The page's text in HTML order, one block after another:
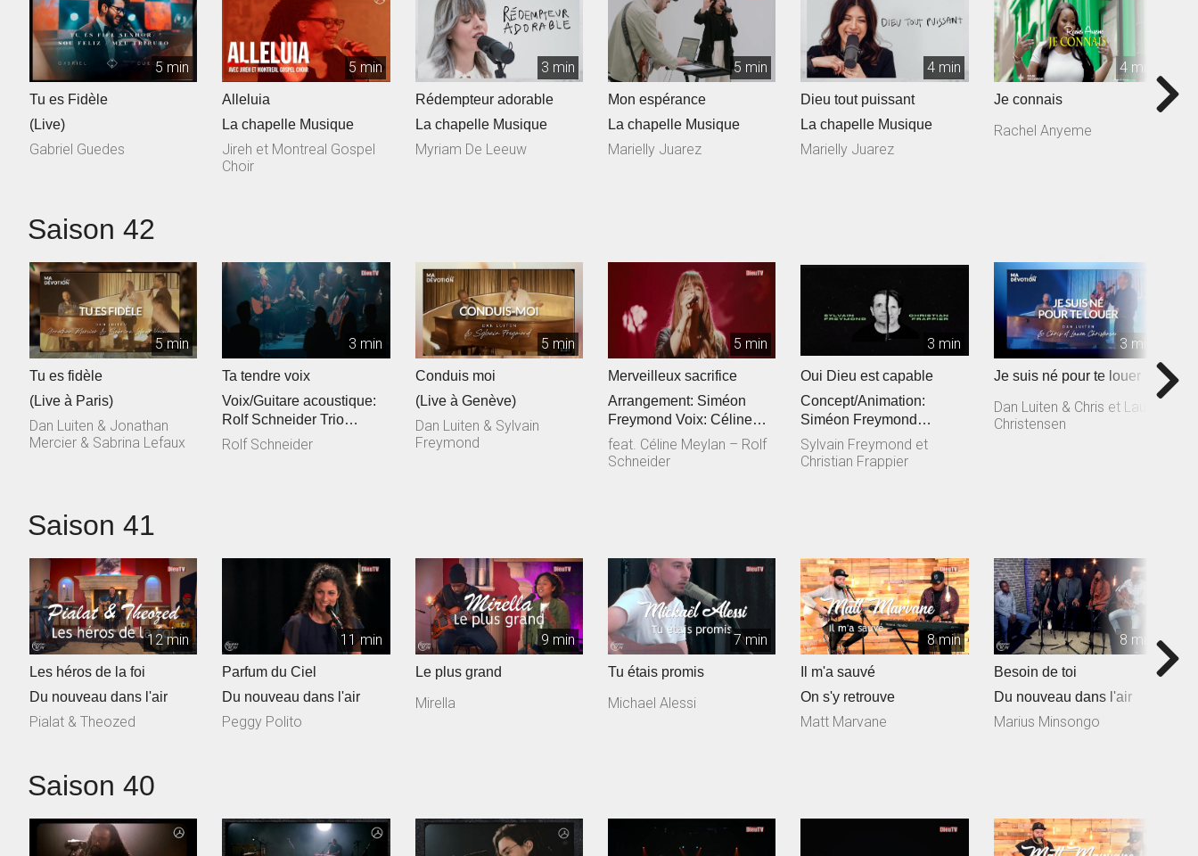
5 min
Tu es Fidèle
(Live)
Gabriel Guedes
5 min
Alleluia
La chapelle Musique
Jireh et Montreal Gospel
Choir
3 min
Rédempteur adorable
La chapelle Musique
Myriam De Leeuw
5 min
Mon espérance
La chapelle Musique
Marielly Juarez
4 min
Dieu tout puissant
La chapelle Musique
Marielly Juarez
4 min
Je connais
Rachel Anyeme
Saison 42
5 min
Tu es fidèle
(Live à Paris)
Dan Luiten & Jonathan
Mercier & Sabrina Lefaux
3 min
Ta tendre voix
Voix/Guitare acoustique:
Rolf Schneider Trio
cordes: Philippe & Jessica
Rolf Schneider
5 min
Conduis moi
(Live à Genève)
Dan Luiten & Sylvain
Freymond
5 min
Merveilleux sacrifice
Arrangement: Siméon
Freymond Voix: Céline
Meylan Guitare
acoustique: Rolf Sc...
feat. Céline Meylan – Rolf
Schneider
3 min
Oui Dieu est capable
Concept/Animation:
Siméon Freymond
Composition: Sylvain
Freymond en collaborat...
Sylvain Freymond et
Christian Frappier
3 min
Je suis né pour te louer
Dan Luiten & Chris et Laura
Christensen
Saison 41
12 min
Les héros de la foi
Du nouveau dans l'air
Pialat & Theozed
11 min
Parfum du Ciel
Du nouveau dans l'air
Peggy Polito
9 min
Le plus grand
Mirella
7 min
Tu étais promis
Michael Alessi
8 min
Il m'a sauvé
On s'y retrouve
Matt Marvane
8 min
Besoin de toi
Du nouveau dans l'air
Marius Minsongo
Saison 40